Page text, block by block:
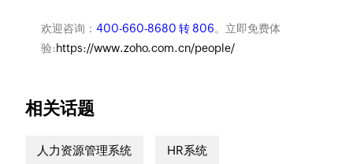
欢迎咨询： 400-660-8680 转 806。立即免费体
验: https://www.zoho.com.cn/people/
相关话题
人力资源管理系统 HR系统